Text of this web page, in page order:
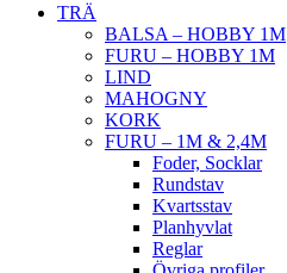
TRÄ
BALSA – HOBBY 1M
FURU – HOBBY 1M
LIND
MAHOGNY
KORK
FURU – 1M & 2,4M
Foder, Socklar
Rundstav
Kvartsstav
Planhyvlat
Reglar